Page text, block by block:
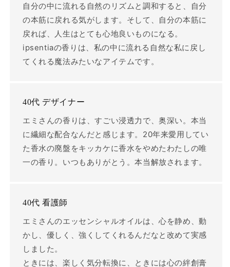
自分の中に流れる自然のリズムと調和すると、自分
の本筋に戻れる気がします。そして、自分の本筋に
戻れば、人生はとても心地良いものになる。
ipsentiaの香りは、私の中に流れる自然な私に戻し
てくれる魔法みたいなアイテムです。
40代 デザイナー
エミさんの香りは、すごい浸透力で、奥深い。本当
に繊細な配合なんだと感じます。20年来愛用してい
た香水の廃盤をキッカケに香水をやめたわたしの唯
一の香り。いつもありがとう。本当解放されます。
40代 看護師
エミさんのエッセンシャルオイルは、心を静め、動
かし、優しく、強くしてくれるんだなと改めて実感
しました。
ときには、楽しく気分転換に、ときには心の絆創膏